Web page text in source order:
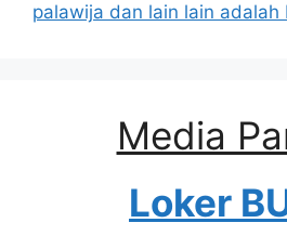
palawija dan lain lain adalah
Media
Loker